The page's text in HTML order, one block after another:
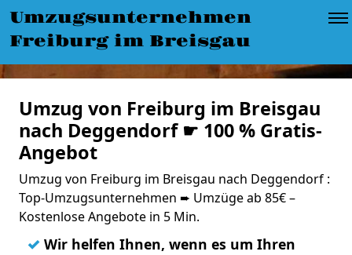
Umzugsunternehmen
Freiburg im Breisgau
Umzug von Freiburg im Breisgau
nach Deggendorf ☛ 100 % Gratis-
Angebot
Umzug von Freiburg im Breisgau nach Deggendorf :
Top-Umzugsunternehmen ➨ Umzüge ab 85€ –
Kostenlose Angebote in 5 Min.
✓ Wir helfen Ihnen, wenn es um Ihren